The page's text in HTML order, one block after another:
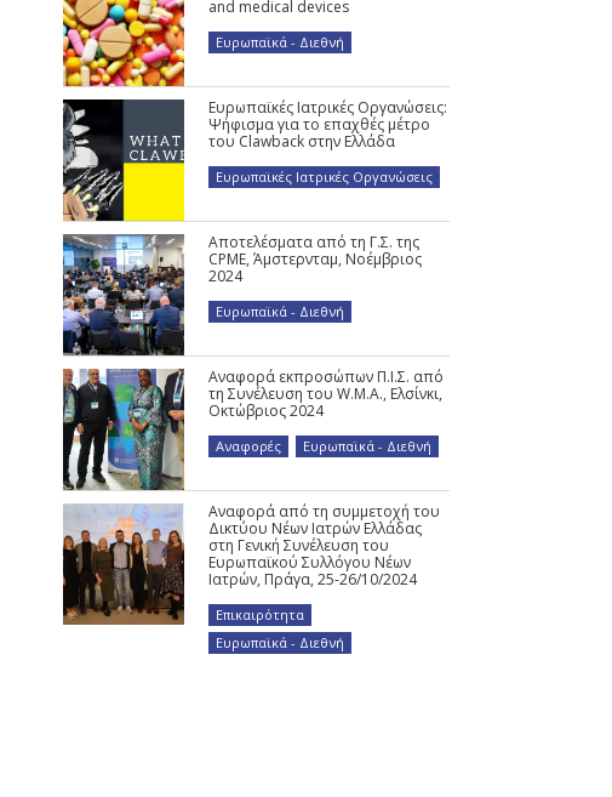
and medical devices
Ευρωπαϊκά - Διεθνή
Ευρωπαϊκές Ιατρικές Οργανώσεις:
Ψήφισμα για το επαχθές μέτρο
του Clawback στην Ελλάδα
Ευρωπαϊκές Ιατρικές Οργανώσεις
Αποτελέσματα από τη Γ.Σ. της
CPME, Άμστερνταμ, Νοέμβριος
2024
Ευρωπαϊκά - Διεθνή
Αναφορά εκπροσώπων Π.Ι.Σ. από
τη Συνέλευση του W.M.A., Ελσίνκι,
Οκτώβριος 2024
Αναφορές Ευρωπαϊκά - Διεθνή
Αναφορά από τη συμμετοχή του
Δικτύου Νέων Ιατρών Ελλάδας
στη Γενική Συνέλευση του
Ευρωπαϊκού Συλλόγου Νέων
Ιατρών, Πράγα, 25-26/10/2024
Επικαιρότητα
Ευρωπαϊκά - Διεθνή